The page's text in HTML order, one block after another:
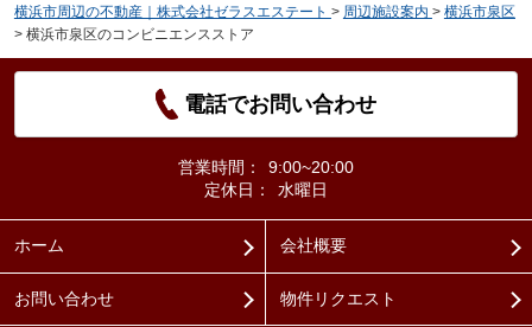
横浜市周辺の不動産｜株式会社ゼラスエステート > 周辺施設案内 > 横浜市泉区
> 横浜市泉区のコンビニエンスストア
電話でお問い合わせ
営業時間：
9:00~20:00
定休日：
水曜日
ホーム 会社概要
お問い合わせ 物件リクエスト